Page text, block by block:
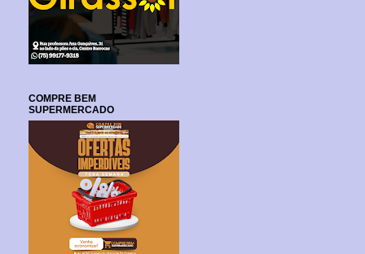
COMPRE BEM
SUPERMERCADO